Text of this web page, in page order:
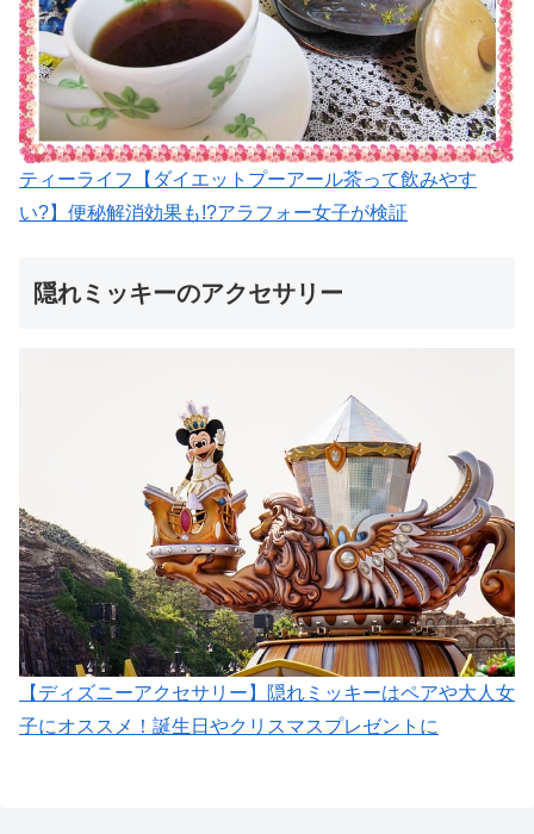
ティーライフ【ダイエットプーアール茶って飲みやす
い?】便秘解消効果も!?アラフォー女子が検証
隠れミッキーのアクセサリー
【ディズニーアクセサリー】隠れミッキーはペアや大人女
子にオススメ！誕生日やクリスマスプレゼントに